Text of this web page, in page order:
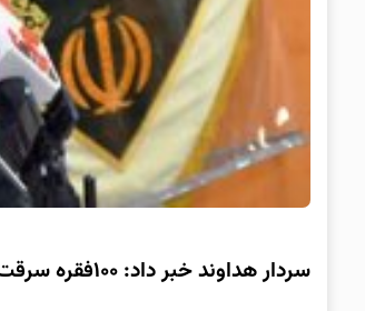
سردار هداوند خبر داد: ۱۰۰فقره سرقت در پرونده سیاه سارق کابل برق